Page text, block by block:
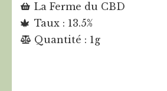
La Ferme du CBD
Taux : 13.5%
Quantité : 1g